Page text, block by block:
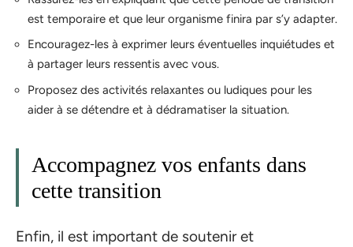
est temporaire et que leur organisme finira par s’y adapter.
Encouragez-les à exprimer leurs éventuelles inquiétudes et
à partager leurs ressentis avec vous.
Proposez des activités relaxantes ou ludiques pour les
aider à se détendre et à dédramatiser la situation.
Accompagnez vos enfants dans
cette transition
Enfin, il est important de soutenir et